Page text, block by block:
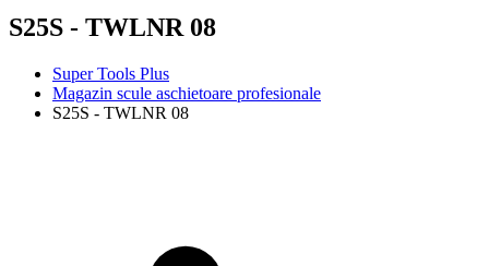
S25S - TWLNR 08
Super Tools Plus
Magazin scule aschietoare profesionale
S25S - TWLNR 08